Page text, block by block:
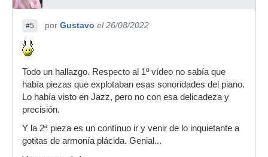
#5 por Gustavo el 26/08/2022
Todo un hallazgo. Respecto al 1º vídeo no sabía que
había piezas que explotaban esas sonoridades del piano.
Lo había visto en Jazz, pero no con esa delicadeza y
precisión.
Y la 2ª pieza es un contínuo ir y venir de lo inquietante a
gotitas de armonía plácida. Genial...